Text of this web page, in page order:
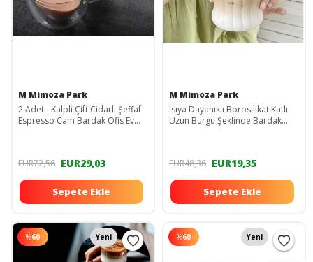
M Mimoza Park
2 Adet - Kalpli Çift Cidarlı Şeffaf
Espresso Cam Bardak Ofis Ev
EUR72,56 EUR29,03
Sepete Ekle
M Mimoza Park
Isıya Dayanıklı Borosilikat Katlı
Uzun Burgu Şeklinde Bardak
EUR48,36 EUR19,35
Sepete Ekle
%60 Yeni %60 Yeni